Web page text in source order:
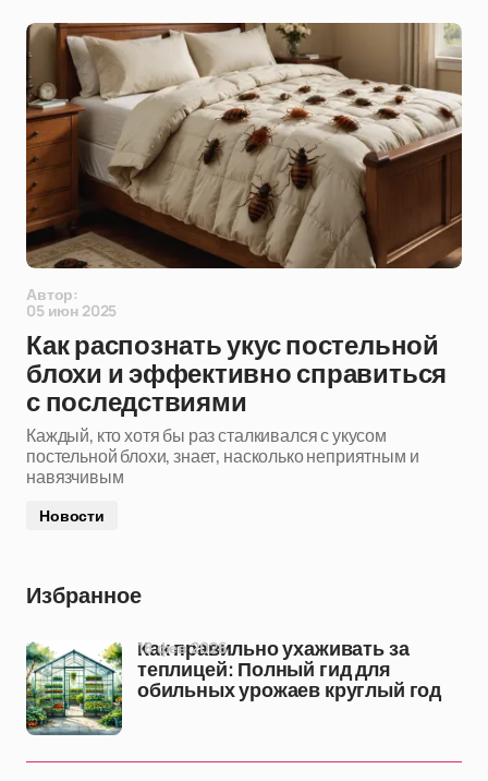
Автор:
05 июн 2025
Как распознать укус постельной
блохи и эффективно справиться
с последствиями
Каждый, кто хотя бы раз сталкивался с укусом
постельной блохи, знает, насколько неприятным и
навязчивым
Новости
Избранное
Как правильно ухаживать за
теплицей: Полный гид для
обильных урожаев круглый год
18 фев 2026